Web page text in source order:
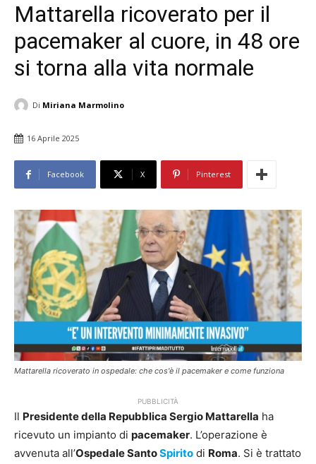
Mattarella ricoverato per il
pacemaker al cuore, in 48 ore
si torna alla vita normale
Di Miriana Marmolino
16 Aprile 2025
Facebook X Pinterest
Mattarella ricoverato in ospedale: che cos'è il pacemaker e come funziona
PUBBLICITÀ
Il Presidente della Repubblica Sergio Mattarella ha
ricevuto un impianto di pacemaker. L’operazione è
avvenuta all’Ospedale SantoSpirito di Roma. Si è trattato